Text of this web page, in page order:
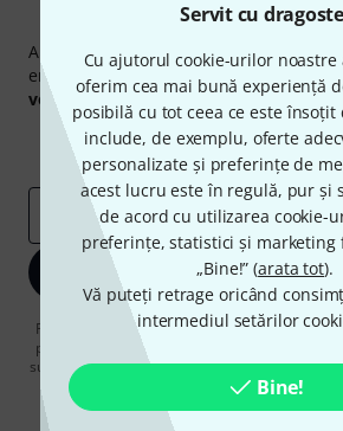
Servit cu
Cu ajutorul cookie-urilor noastre
oferim cea mai bună experiență
posibilă cu tot ceea ce este însoțit
include, de exemplu, oferte
personalizate și preferințe de
acest lucru este în regulă, pur și
de acord cu utilizarea cookie-
preferințe, statistici și marketing
„Bine!” (arata tot).
Vă puteți retrage oricând
intermediul setărilor
Bine!
Newsletter
Abonați-vă la buletinul informativ
engleză și, cu puțin noroc, puteți
vouchereleîn valoare de50 €fiecare!
Contribuții inspiraționale
Perspectivele
adresă de email*
Înscrie-te acum
Făcând clic pe „Înscrie-te acum”, sunteți de
prin e-mail. Vă puteți dezabona în orice
suplimentare despre buletinul informativ în
protecția datelor